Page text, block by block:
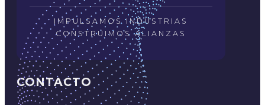
IMPULSAMOS INDUSTRIAS
CONSTRUIMOS ALIANZAS
CONTACTO